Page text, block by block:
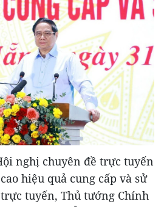
nghị chuyên đề trực tuyến
hiệu quả cung cấp và sử
tuyến, Thủ tướng Chính